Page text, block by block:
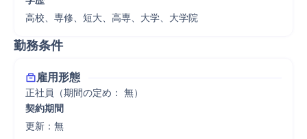
高校、専修、短大、高専、大学、大学院
勤務条件
雇用形態
正社員（期間の定め： 無）
契約期間
更新：無